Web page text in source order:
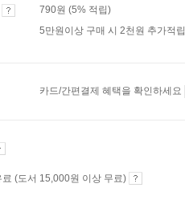
790원 (5% 적립)
5만원이상 구매 시 2천원 추가적립
카드/간편결제 혜택을 확인하세요
료 (도서 15,000원 이상 무료)